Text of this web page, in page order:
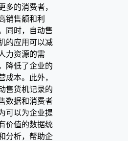
多的消费者，
销售额和利
同时，自动售
的应用可以减
力资源的需
降低了企业的
成本。此外，
售货机记录的
数据和消费者
可以为企业提
价值的数据统
分析，帮助企